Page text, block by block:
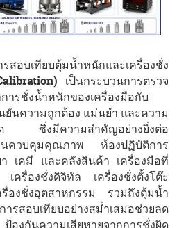
รสอบเทียบตุ้มน้ำหนักและเครื่องชั่ง
เป็นกระบวนการตรวจ
ารชั่งน้ำหนักของเครื่องมือกับ
ยันความถูกต้อง แม่นยำ และความ
วัด ซึ่งมีความสำคัญอย่างยิ่งต่อ
ควบคุมคุณภาพ ห้องปฏิบัติการ
เคมี และคลังสินค้า เครื่องมือที่
ครื่องชั่งดิจิทัล เครื่องชั่งตั้งโต๊ะ
รื่องชั่งอุตสาหกรรม รวมถึงตุ้มน้ำ
บเทียบอย่างสม่ำเสมอช่วยลด
กันความเสียหายจากการชั่งผิด